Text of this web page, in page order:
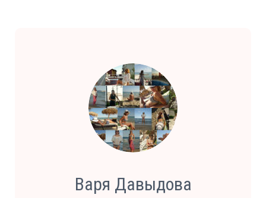
Варя Давыдова